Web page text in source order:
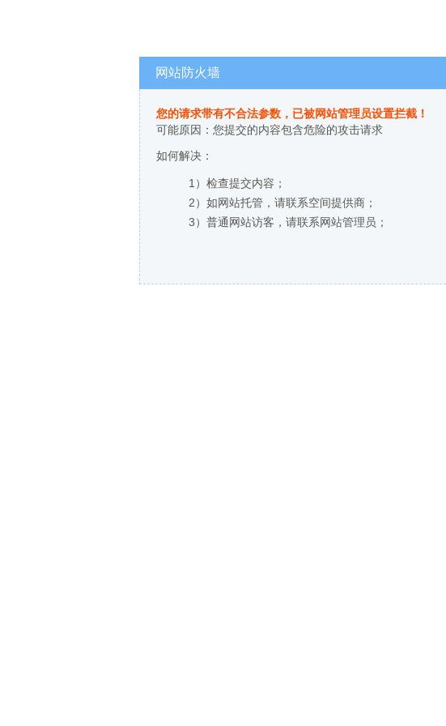
网站防火墙
您的请求带有不合法参数，已被网站管理员设置拦截！
可能原因：您提交的内容包含危险的攻击请求
如何解决：
1）检查提交内容；
2）如网站托管，请联系空间提供商；
3）普通网站访客，请联系网站管理员；